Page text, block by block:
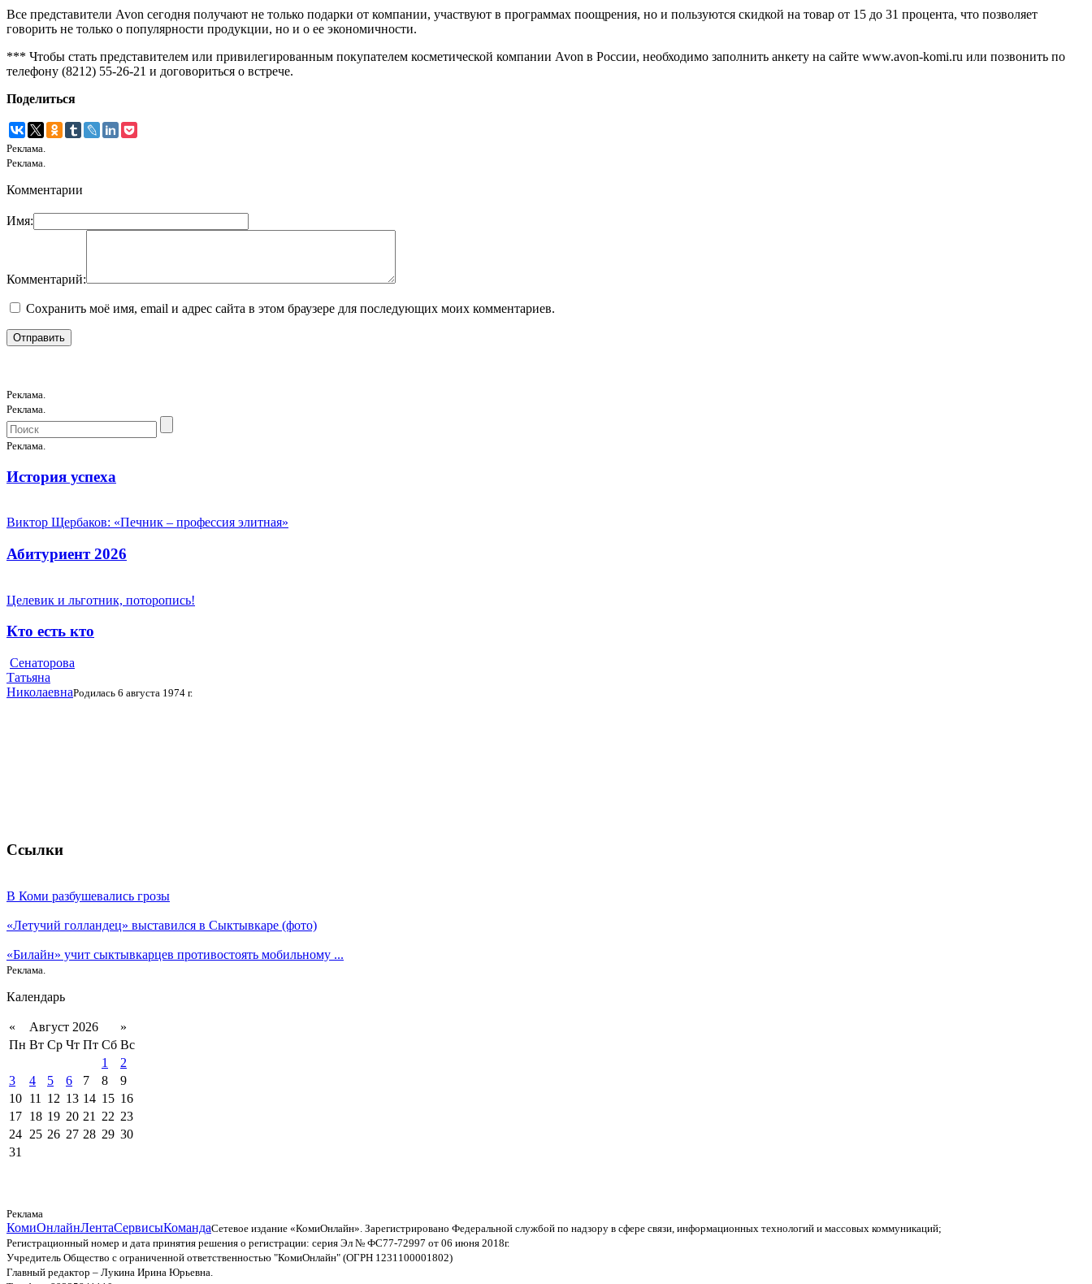
Все представители Avon сегодня получают не только подарки от компании, участвуют в программах поощрения, но и пользуются скидкой на товар от 15 до 31 процента, что позволяет
говорить не только о популярности продукции, но и о ее экономичности.
*** Чтобы стать представителем или привилегированным покупателем косметической компании Avon в России, необходимо заполнить анкету на сайте www.avon-komi.ru или позвонить по
телефону (8212) 55-26-21 и договориться о встрече.
Поделиться
Реклама.
Реклама.
Комментарии
Имя:
Комментарий:
Сохранить моё имя, email и адрес сайта в этом браузере для последующих моих комментариев.
Реклама.
Реклама.
Реклама.
История успеха
Виктор Щербаков: «Печник – профессия элитная»
Абитуриент 2026
Целевик и льготник, поторопись!
Кто есть кто
Сенаторова
Татьяна
НиколаевнаРодилась 6 августа 1974 г.
Ссылки
В Коми разбушевались грозы
«Летучий голландец» выставился в Сыктывкаре (фото)
«Билайн» учит сыктывкарцев противостоять мобильному ...
Реклама.
Календарь
« Август 2026
»
Пн Вт Ср Чт Пт Сб Вс
1
2
3
4 5 6 7 8
9
10 11 12 13 14 15 16
17 18 19 20 21 22 23
24 25 26 27 28 29 30
31
Реклама
КомиОнлайнЛентаСервисыКомандаСетевое издание «КомиОнлайн». Зарегистрировано Федеральной службой по надзору в сфере связи, информационных технологий и массовых коммуникаций;
Регистрационный номер и дата принятия решения о регистрации: серия Эл № ФС77-72997 от 06 июня 2018г.
Учредитель Общество с ограниченной ответственностью "КомиОнлайн" (ОГРН 1231100001802)
Главный редактор – Лукина Ирина Юрьевна.